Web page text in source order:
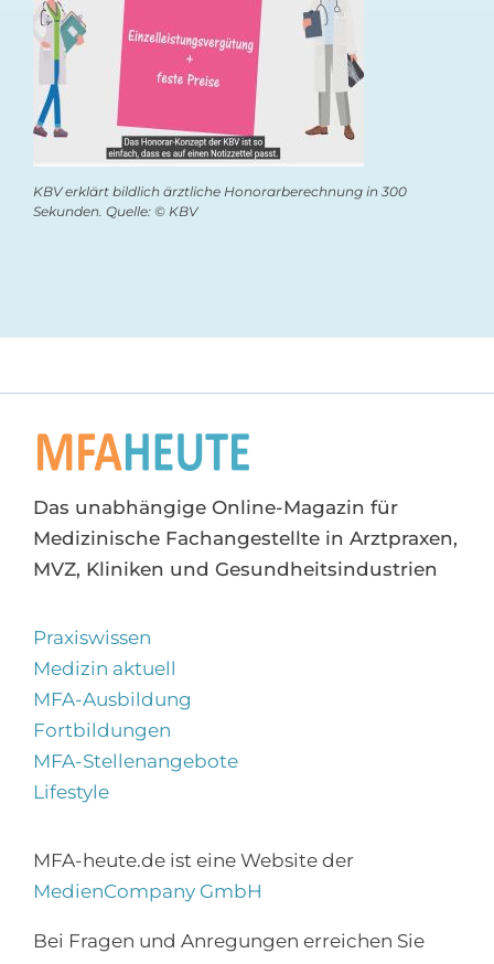
KBV erklärt bildlich ärztliche Honorarberechnung in 300
Sekunden. Quelle: © KBV
Das unabhängige Online-Magazin für
Medizinische Fachangestellte in Arztpraxen,
MVZ, Kliniken und Gesundheitsindustrien
Praxiswissen
Medizin aktuell
MFA-Ausbildung
Fortbildungen
MFA-Stellenangebote
Lifestyle
MFA-heute.de ist eine Website der
MedienCompany GmbH
Bei Fragen und Anregungen erreichen Sie
Abonnieren Sie den
MFA-Newsletter!